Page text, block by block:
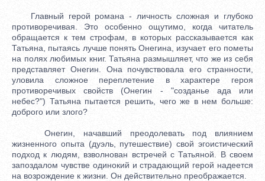
Главный герой романа - личность сложная и глубоко
противоречивая. Это особенно ощутимо, когда читатель
обращается к тем строфам, в которых рассказывается как
Татьяна, пытаясь лучше понять Онегина, изучает его пометы
на полях любимых книг. Татьяна размышляет, что же из себя
представляет Онегин. Она почувствовала его странности,
уловила сложное переплетение в характере героя
противоречивых свойств (Онегин - "созданье ада или
небес?") Татьяна пытается решить, чего же в нем больше:
доброго или злого?
Онегин, начавший преодолевать под влиянием
жизненного опыта (дуэль, путешествие) свой эгоистический
подход к людям, взволнован встречей с Татьяной. В своем
запоздалом чувстве одинокий и страдающий герой надеется
на возрождение к жизни. Он действительно преображается.